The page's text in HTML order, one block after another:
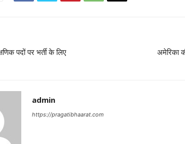
पदों पर भर्ती के लिए अमेरिका
admin
https://pragatibhaarat.com